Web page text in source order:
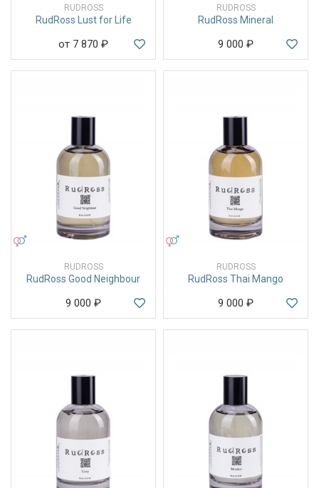
RUDROSS
RudRoss Lust for Life
от 7 870 ₽
RUDROSS
RudRoss Mineral
9 000 ₽
УНИСЕКС
RUDROSS
RudRoss Good Neighbour
9 000 ₽
УНИСЕКС
RUDROSS
RudRoss Thai Mango
9 000 ₽